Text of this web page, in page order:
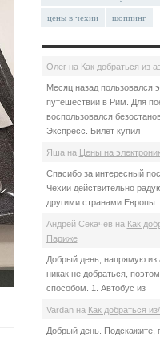
цены в чехии шоппинг
Олегна Как добраться из
Месяц назад пользовался
путешествии в Рим. Для
воспользовался
Экспресс. Билет купил
Яша на Цены на
Спасибо за интересный
Чехии действительно
другими странами Европы.
Андрей Секачев на Как
Париже
Добрый день, напрямую из
никак не добраться,
способом. 1. Автобус из
Vardanна Как добраться
Добрый день. Подскажите,